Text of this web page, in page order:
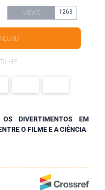
VIEWS 1263
DIVERTIMENTOS EM
O FILME E A CIÊNCIA